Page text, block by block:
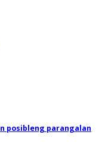
posibleng parangalan